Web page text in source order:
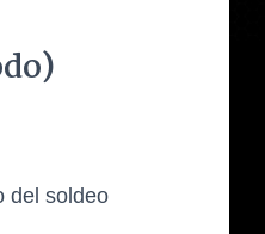
del soldeo